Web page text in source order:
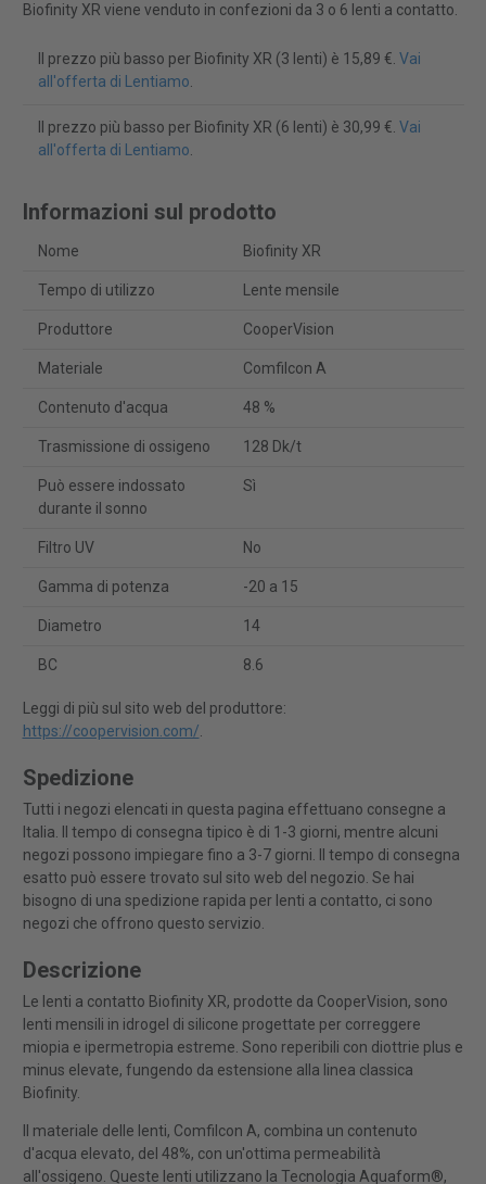
Biofinity XR viene venduto in confezioni da 3 o 6 lenti a contatto.
Il prezzo più basso per Biofinity XR (3 lenti) è 15,89 €. Vai
all'offerta di Lentiamo.
Il prezzo più basso per Biofinity XR (6 lenti) è 30,99 €. Vai
all'offerta di Lentiamo.
Informazioni sul prodotto
Nome Biofinity XR
Tempo di utilizzo Lente mensile
Produttore CooperVision
Materiale Comfilcon A
Contenuto d'acqua 48 %
Trasmissione di ossigeno 128 Dk/t
Può essere indossato
durante il sonno
Sì
Filtro UV No
Gamma di potenza -20 a 15
Diametro 14
BC 8.6
Leggi di più sul sito web del produttore:
https://coopervision.com/.
Spedizione
Tutti i negozi elencati in questa pagina effettuano consegne a
Italia. Il tempo di consegna tipico è di 1-3 giorni, mentre alcuni
negozi possono impiegare fino a 3-7 giorni. Il tempo di consegna
esatto può essere trovato sul sito web del negozio. Se hai
bisogno di una spedizione rapida per lenti a contatto, ci sono
negozi che offrono questo servizio.
Descrizione
Le lenti a contatto Biofinity XR, prodotte da CooperVision, sono
lenti mensili in idrogel di silicone progettate per correggere
miopia e ipermetropia estreme. Sono reperibili con diottrie plus e
minus elevate, fungendo da estensione alla linea classica
Biofinity.
Il materiale delle lenti, Comfilcon A, combina un contenuto
d'acqua elevato, del 48%, con un'ottima permeabilità
all'ossigeno. Queste lenti utilizzano la Tecnologia Aquaform®,